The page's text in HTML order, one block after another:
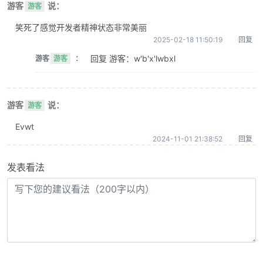
游客 游客 说：
笑死了感觉开发者精神状态非常美丽
2025-02-18 11:50:19 回复
游客 游客 ： 回复 游客：w'b'x'lwbxl
游客 游客 说：
Evwt
2024-11-01 21:38:52 回复
发表看法